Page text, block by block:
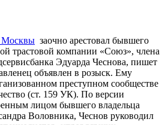
Москвы заочно арестовал бывшего
трастовой компании «Союз», члена
Эдуарда Чеснова, пишет
объявлен в розыск. Ему
преступном сообществе
(ст. 159 УК). По версии
лицом бывшего владельца
Воловника, Чеснов руководил